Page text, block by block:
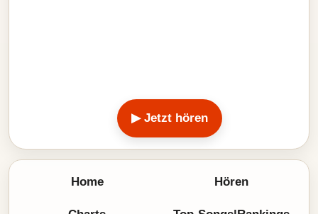
▶ Jetzt hören
Home Hören